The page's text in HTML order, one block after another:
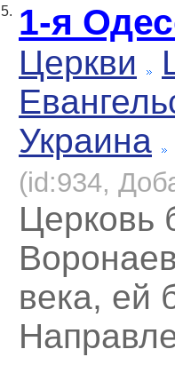
5. 1-я
Церкви
Украина
(id:934,
Церковь
века, ей